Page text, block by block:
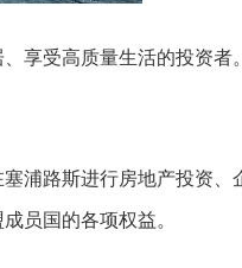
享受高质量生活的投资者。
浦路斯进行房地产投资、
员国的各项权益。